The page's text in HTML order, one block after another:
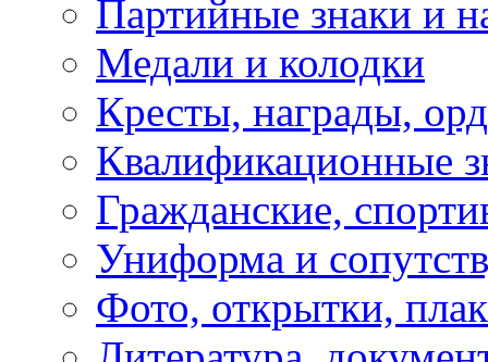
Партийные знаки и
Медали и колодки
Кресты, награды,
Квалификационные
Гражданские,
Униформа и
Фото, открытки,